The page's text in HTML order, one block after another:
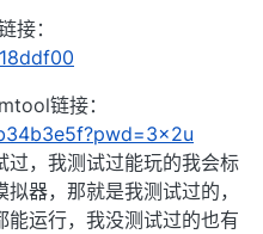
接：
链接：
过，我测试过能玩的我会标
器，那就是我测试过的，
运行，我没测试过的也有